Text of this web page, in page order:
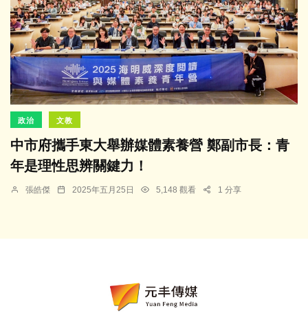
政治 文教
中市府攜手東大舉辦媒體素養營 鄭副市長：青
年是理性思辨關鍵力！
張皓傑 2025年五月25日 5,148 觀看 1 分享